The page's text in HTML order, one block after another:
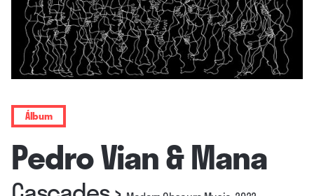
Álbum
Pedro Vian & Mana